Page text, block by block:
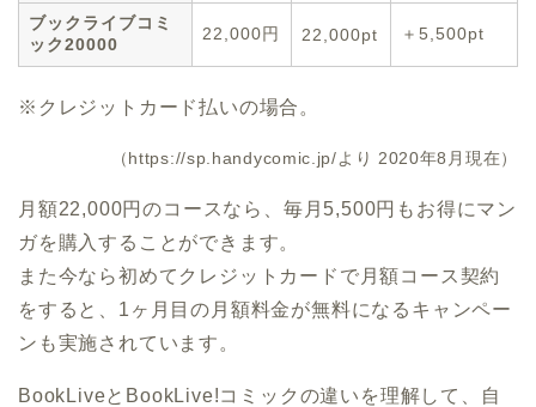
ブックライブコミ
ック20000
22,000円 22,000pt ＋5,500pt
※クレジットカード払いの場合。
（https://sp.handycomic.jp/より 2020年8月現在）
月額22,000円のコースなら、毎月5,500円もお得にマン
ガを購入することができます。
また今なら初めてクレジットカードで月額コース契約
をすると、1ヶ月目の月額料金が無料になるキャンペー
ンも実施されています。
BookLiveとBookLive!コミックの違いを理解して、自